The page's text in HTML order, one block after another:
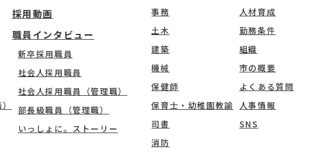
採用動画
職員インタビュー
新卒採用職員
社会人採用職員
社会人採用職員（管理職）
部長級職員（管理職）
いっしょに。ストーリー
事務
土木
建築
機械
保健師
保育士・幼稚園教諭
司書
消防
人材育成
勤務条件
組織
市の概要
よくある質問
人事情報
SNS